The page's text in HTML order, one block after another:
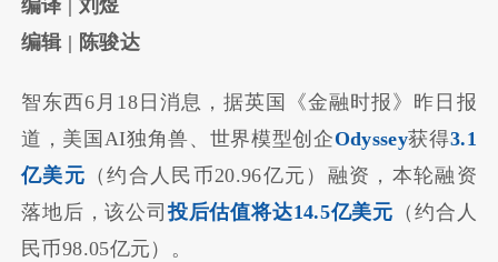
编译 | 刘煜
编辑 | 陈骏达
智东西6月18日消息，据英国《金融时报》昨日报
道，美国AI独角兽、世界模型创企Odyssey获得3.1
亿美元 （约合人民币20.96亿元）融资，本轮融资
落地后，该公司投后估值将达14.5亿美元 （约合人
民币98.05亿元）。